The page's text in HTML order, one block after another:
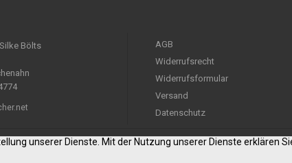
Bölts
AGB
Widerrufsrecht
Widerrufsformular
Versand
Datenschutz
unserer Dienste. Mit der Nutzung unserer Dienste erklären